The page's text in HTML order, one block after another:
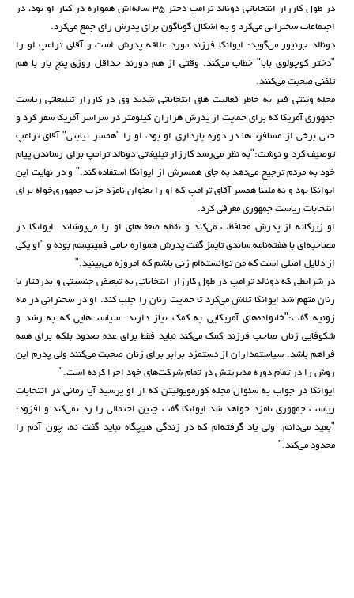
در طول کارزار انتخاباتی دونالد ترامپ دختر ۳۵ ساله‌اش همواره در کنار او بود، در
اجتماعات سخنرانی می‌کرد و به اشکال گوناگون برای پدرش رای جمع می‌کرد.
دونالد جونیور می‌گوید: ایوانکا فرزند مورد علاقه پدرش است و آقای ترامپ او را
"دختر کوچولوی بابا" خطاب می‌کند. وقتی از هم دورند حداقل روزی پنج بار با هم
تلفنی صحبت می‌کنند.
مجله وینتی فیر به خاطر فعالیت های انتخاباتی شدید وی در کارزار تبلیغاتی ریاست
جمهوری آمریکا که برای حمایت از پدرش هزاران کیلومتر در سراسر آمریکا سفر کرد و
حتی برخی از مسافرت‌ها در دوره بارداری او بود، او را "همسر نیابتی" آقای ترامپ
توصیف کرد و نوشت:"به نظر می‌رسد کارزار تبلیغاتی دونالد ترامپ برای رساندن پیام
خود به مردم ترجیح می‌دهد به جای همسرش از ایوانکا استفاده کند." و در نهایت این
ایوانکا بود و نه ملینا همسر آقای ترامپ که او را بعنوان نامزد حزب جمهوری‌خواه برای
انتخابات ریاست جمهوری معرفی کرد.
او زیرکانه از پدرش محافظت می‌کند و نقطه ضعف‌های او را می‌پوشاند. ایوانکا در
مصاحبه‌ای با هفته‌نامه ساندی تایمز گفت پدرش همواره حامی فمینیسم بوده و "او یکی
از دلایل اصلی است که من توانسته‌ام زنی باشم که امروزه می‌بینید."
در شرایطی که دونالد ترامپ در طول کارزار انتخاباتی به تبعیض جنسیتی و بدرفتار با
زنان متهم شد ایوانکا تلاش می‌کرد تا حمایت زنان را جلب کند. او در سخنرانی در ماه
ژوئیه گفت:"خانواده‌های آمریکایی به کمک نیاز دارند. سیاست‌هایی که به رشد و
شکوفایی زنان صاحب فرزند کمک می‌کند نباید فقط برای عده معدود بلکه برای همه
فراهم باشد. سیاستمداران از دستمزد برابر برای زنان صحبت می‌کنند ولی پدرم این
روش را در تمام دوره مدیریتش در تمام شرکت‌های خود اجرا کرده است."
ایوانکا در جواب به سئوال مجله کوزموپولیتن که از او پرسید آیا زمانی در انتخابات
ریاست جمهوری نامزد خواهد شد ایوانکا گفت چنین احتمالی را رد نمی‌کند و افزود:
"بعید می‌دانم. ولی یاد گرفته‌ام که در زندگی هیچگاه نباید گفت نه، چون آدم را
محدود می‌کند."